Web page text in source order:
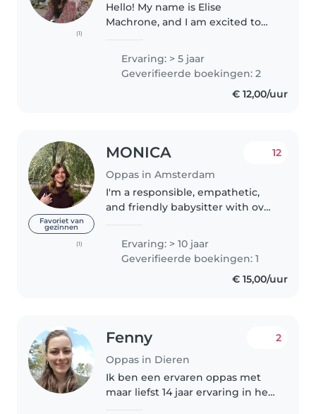
(1)
Hello! My name is Elise
Machrone, and I am excited to
here in the Netherlands. I grew
up in Los Angeles, USA, and
moved to the Netherlands in
Ervaring: > 5 jaar
Geverifieerde boekingen: 2
€ 12,00/uur
Favoriet van
gezinnen
(1)
MONICA
Oppas in Amsterdam
12
I'm a responsible, empathetic,
and friendly babysitter with over
children of all ages, from
newborns to teenagers. I started
babysitting at 17 and..
Ervaring: > 10 jaar
Geverifieerde boekingen: 1
€ 15,00/uur
Fenny
Oppas in Dieren
2
Ik ben een ervaren oppas met
maar liefst 14 jaar ervaring in het